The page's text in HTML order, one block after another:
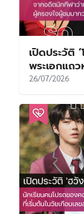
เปิดประวัติ
พระเอกแถ
26/07/2026